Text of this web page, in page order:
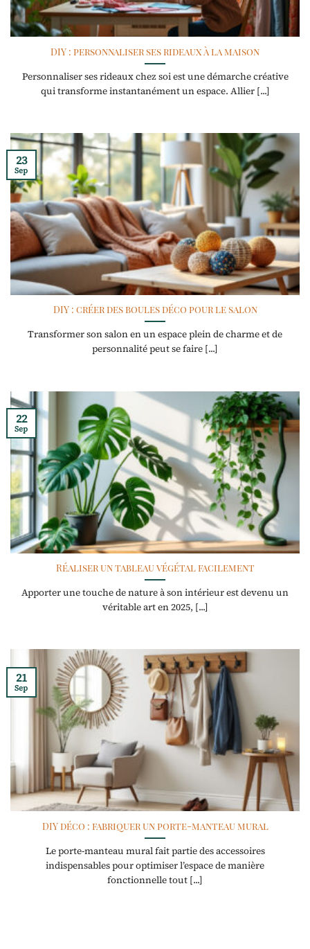
DIY : personnaliser ses rideaux à la maison
Personnaliser ses rideaux chez soi est une démarche créative
qui transforme instantanément un espace. Allier [...]
DIY : créer des boules déco pour le salon
Transformer son salon en un espace plein de charme et de
personnalité peut se faire [...]
23
Sep
Réaliser un tableau végétal facilement
Apporter une touche de nature à son intérieur est devenu un
véritable art en 2025, [...]
22
Sep
DIY déco : fabriquer un porte-manteau mural
Le porte-manteau mural fait partie des accessoires
indispensables pour optimiser l’espace de manière
fonctionnelle tout [...]
21
Sep